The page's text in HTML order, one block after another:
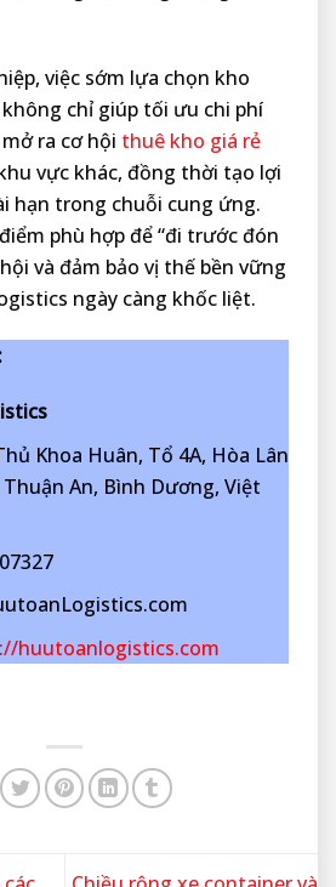
việc sớm lựa chọn kho
chỉ giúp tối ưu chi phí
ra cơ hội thuê kho giá rẻ
vực khác, đồng thời tạo lợi
hạn trong chuỗi cung ứng.
phù hợp để “đi trước đón
và đảm bảo vị thế bền vững
ngày càng khốc liệt.
Khoa Huân, Tổ 4A, Hòa Lân
An, Bình Dương, Việt
huutoanlogistics.com